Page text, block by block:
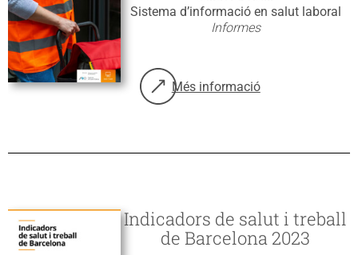
Sistema d’informació en salut laboral
Informes
Més informació
sobre: Avaluació del model de
Indicadors de salut i treball
de Barcelona 2023